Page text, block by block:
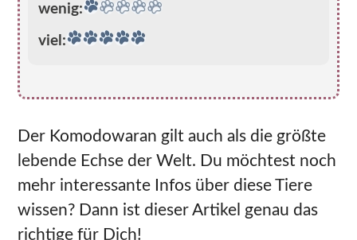
wenig:
viel:
Der Komodowaran gilt auch als die größte
lebende Echse der Welt. Du möchtest noch
mehr interessante Infos über diese Tiere
wissen? Dann ist dieser Artikel genau das
richtige für Dich!